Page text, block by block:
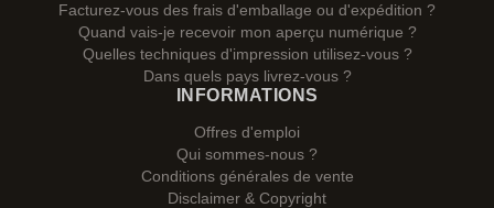
Facturez-vous des frais d'emballage ou d'expédition ?
Quand vais-je recevoir mon aperçu numérique ?
Quelles techniques d'impression utilisez-vous ?
Dans quels pays livrez-vous ?
INFORMATIONS
Offres d'emploi
Qui sommes-nous ?
Conditions générales de vente
Disclaimer & Copyright